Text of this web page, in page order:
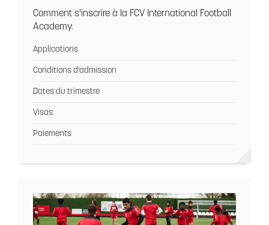
Comment s'inscrire à la FCV International Football
Academy.
Applications
Conditions d'admission
Dates du trimestre
Visas
Paiements